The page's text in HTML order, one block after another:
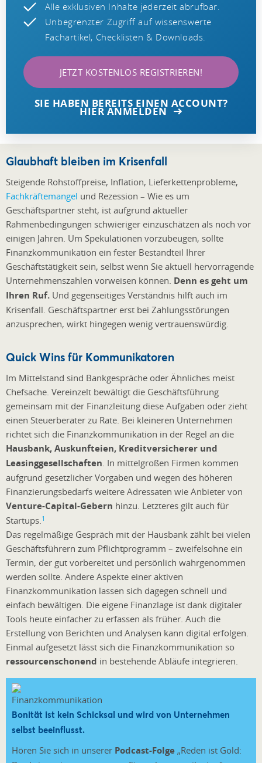
Alle exklusiven Inhalte jederzeit abrufbar.
Unbegrenzter Zugriff auf wissenswerte
Fachartikel, Checklisten & Downloads.
JETZT KOSTENLOS REGISTRIEREN!
SIE HABEN BEREITS EINEN ACCOUNT?
HIER ANMELDEN
Glaubhaft bleiben im Krisenfall
Steigende Rohstoffpreise, Inflation, Lieferkettenprobleme,
Fachkräftemangel und Rezession – Wie es um
Geschäftspartner steht, ist aufgrund aktueller
Rahmenbedingungen schwieriger einzuschätzen als noch vor
einigen Jahren. Um Spekulationen vorzubeugen, sollte
Finanzkommunikation ein fester Bestandteil Ihrer
Geschäftstätigkeit sein, selbst wenn Sie aktuell hervorragende
Unternehmenszahlen vorweisen können. Denn es geht um
Ihren Ruf. Und gegenseitiges Verständnis hilft auch im
Krisenfall. Geschäftspartner erst bei Zahlungsstörungen
anzusprechen, wirkt hingegen wenig vertrauenswürdig.
Quick Wins für Kommunikatoren
Im Mittelstand sind Bankgespräche oder Ähnliches meist
Chefsache. Vereinzelt bewältigt die Geschäftsführung
gemeinsam mit der Finanzleitung diese Aufgaben oder zieht
einen Steuerberater zu Rate. Bei kleineren Unternehmen
richtet sich die Finanzkommunikation in der Regel an die
Hausbank, Auskunfteien, Kreditversicherer und
Leasinggesellschaften. In mittelgroßen Firmen kommen
aufgrund gesetzlicher Vorgaben und wegen des höheren
Finanzierungsbedarfs weitere Adressaten wie Anbieter von
Venture-Capital-Gebern hinzu. Letzteres gilt auch für
Startups.1
Das regelmäßige Gespräch mit der Hausbank zählt bei vielen
Geschäftsführern zum Pflichtprogramm – zweifelsohne ein
Termin, der gut vorbereitet und persönlich wahrgenommen
werden sollte. Andere Aspekte einer aktiven
Finanzkommunikation lassen sich dagegen schnell und
einfach bewältigen. Die eigene Finanzlage ist dank digitaler
Tools heute einfacher zu erfassen als früher. Auch die
Erstellung von Berichten und Analysen kann digital erfolgen.
Einmal aufgesetzt lässt sich die Finanzkommunikation so
ressourcenschonend in bestehende Abläufe integrieren.
Bonität ist kein Schicksal und wird von Unternehmen
selbst beeinflusst.
Hören Sie sich in unserer Podcast-Folge „Reden ist Gold: